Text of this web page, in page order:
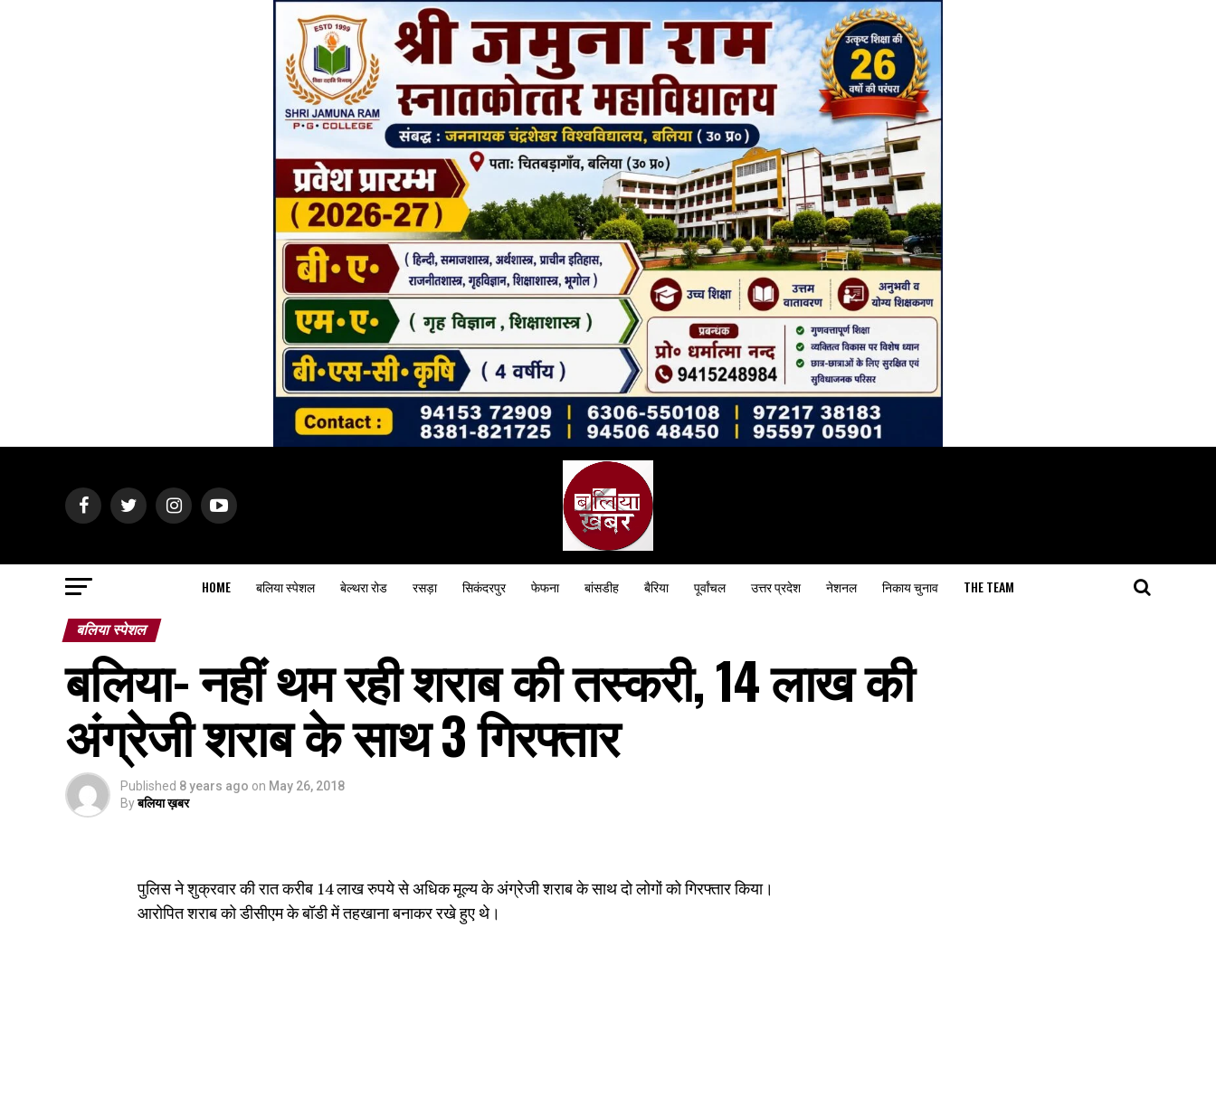
HOME बलिया स्पेशल बेल्थरा रोड रसड़ा सिकंदरपुर फेफना बांसडीह बैरिया पूर्वांचल उत्तर प्रदेश नेशनल निकाय चुनाव THE TEAM
बलिया स्पेशल
बलिया- नहीं थम रही शराब की तस्करी, 14 लाख की
अंग्रेजी शराब के साथ 3 गिरफ्तार
Published 8 years ago on May 26, 2018
Byबलिया ख़बर
पुलिस ने शुक्रवार की रात करीब 14 लाख रुपये से अधिक मूल्य के अंग्रेजी शराब के साथ दो लोगों को गिरफ्तार किया।
आरोपित शराब को डीसीएम के बॉडी में तहखाना बनाकर रखे हुए थे।